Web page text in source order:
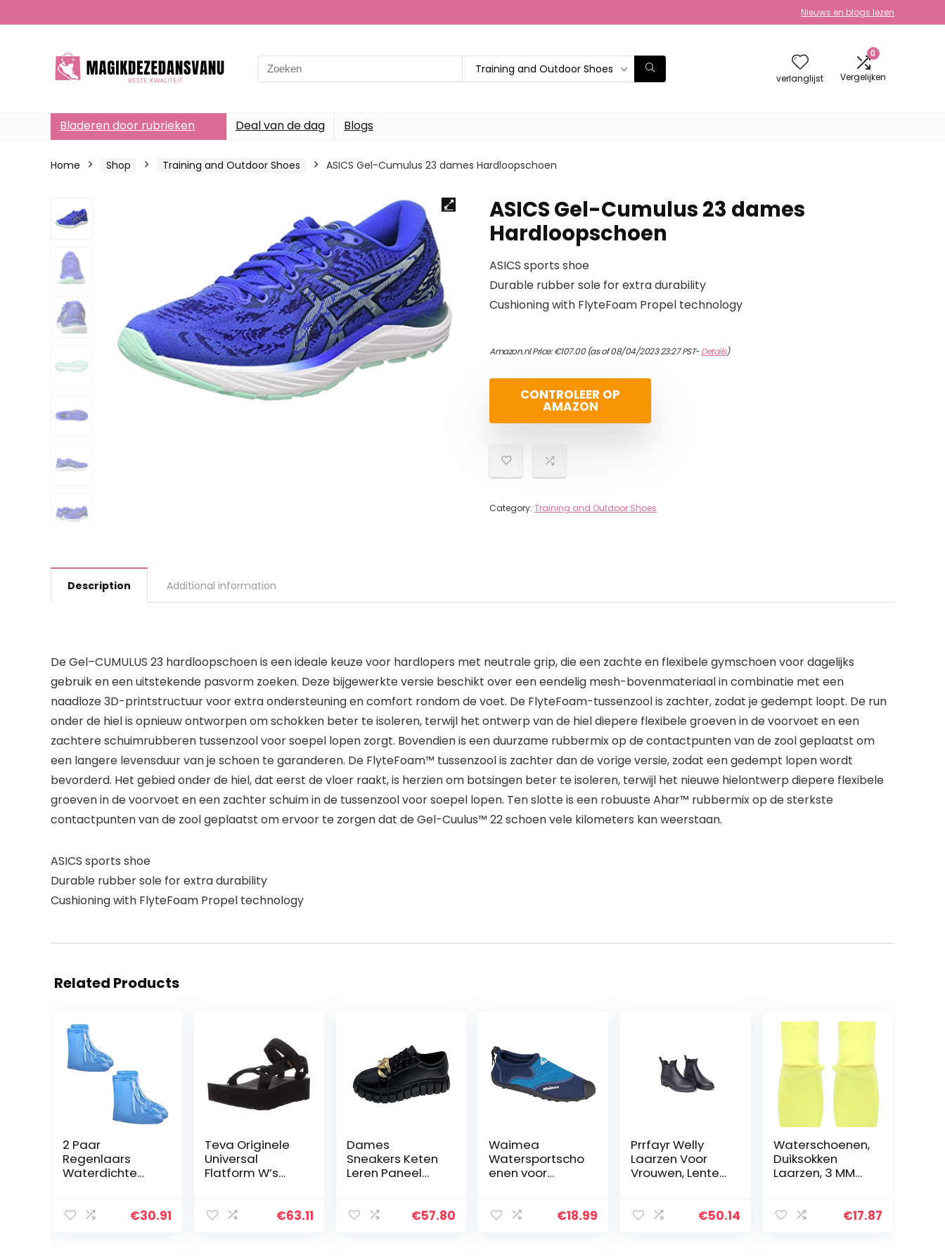
Nieuws en blogs lezen
Search
for:
Training and Outdoor Shoes
verlanglijst
0
Vergelijken
Bladeren door rubrieken Deal van de dag Blogs
Home Shop Training and Outdoor Shoes ASICS Gel-Cumulus 23 dames Hardloopschoen
ASICS Gel-Cumulus 23 dames
Hardloopschoen
ASICS sports shoe
Durable rubber sole for extra durability
Cushioning with FlyteFoam Propel technology
Amazon.nl Price:€107.00(as of 08/04/2023 23:27 PST-Details)
CONTROLEER OP
AMAZON
Category: Training and Outdoor Shoes
Description Additional information
De Gel–CUMULUS 23 hardloopschoen is een ideale keuze voor hardlopers met neutrale grip, die een zachte en flexibele gymschoen voor dagelijks
gebruik en een uitstekende pasvorm zoeken. Deze bijgewerkte versie beschikt over een eendelig mesh-bovenmateriaal in combinatie met een
naadloze 3D-printstructuur voor extra ondersteuning en comfort rondom de voet. De FlyteFoam-tussenzool is zachter, zodat je gedempt loopt. De run
onder de hiel is opnieuw ontworpen om schokken beter te isoleren, terwijl het ontwerp van de hiel diepere flexibele groeven in de voorvoet en een
zachtere schuimrubberen tussenzool voor soepel lopen zorgt. Bovendien is een duurzame rubbermix op de contactpunten van de zool geplaatst om
een langere levensduur van je schoen te garanderen. De FlyteFoam™ tussenzool is zachter dan de vorige versie, zodat een gedempt lopen wordt
bevorderd. Het gebied onder de hiel, dat eerst de vloer raakt, is herzien om botsingen beter te isoleren, terwijl het nieuwe hielontwerp diepere flexibele
groeven in de voorvoet en een zachter schuim in de tussenzool voor soepel lopen. Ten slotte is een robuuste Ahar™ rubbermix op de sterkste
contactpunten van de zool geplaatst om ervoor te zorgen dat de Gel-Cuulus™ 22 schoen vele kilometers kan weerstaan.
ASICS sports shoe
Durable rubber sole for extra durability
Cushioning with FlyteFoam Propel technology
Related Products
2 Paar
Regenlaars
Waterdichte
bescherming
€30.91
Teva Originele
Universal
Flatform W’s
€63.11
Dames
Sneakers Keten
Leren Paneel
Casual
€57.80
Waimea
Watersportscho
enen voor
€18.99
Prrfayr Welly
Laarzen Voor
Vrouwen, Lente
Regenlaarzen
€50.14
Waterschoenen,
Duiksokken
Laarzen, 3 MM
Bescherming
€17.87